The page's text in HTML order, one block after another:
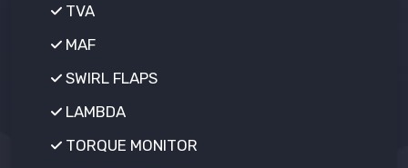
TVA
MAF
SWIRL FLAPS
LAMBDA
TORQUE MONITOR